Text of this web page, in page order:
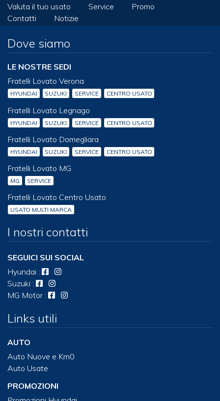
Valuta il tuo usato
Service
Promo
Contatti
Notizie
Dove siamo
LE NOSTRE SEDI
Fratelli Lovato Verona
HYUNDAI SUZUKI SERVICE CENTRO USATO
Fratelli Lovato Legnago
HYUNDAI SUZUKI SERVICE CENTRO USATO
Fratelli Lovato Domegliara
HYUNDAI SUZUKI SERVICE CENTRO USATO
Fratelli Lovato MG
MG SERVICE
Fratelli Lovato Centro Usato
USATO MULTI MARCA
I nostri contatti
SEGUICI SUI SOCIAL
Hyundai :
Suzuki :
MG Motor :
Links utili
AUTO
Auto Nuove e Km0
Auto Usate
PROMOZIONI